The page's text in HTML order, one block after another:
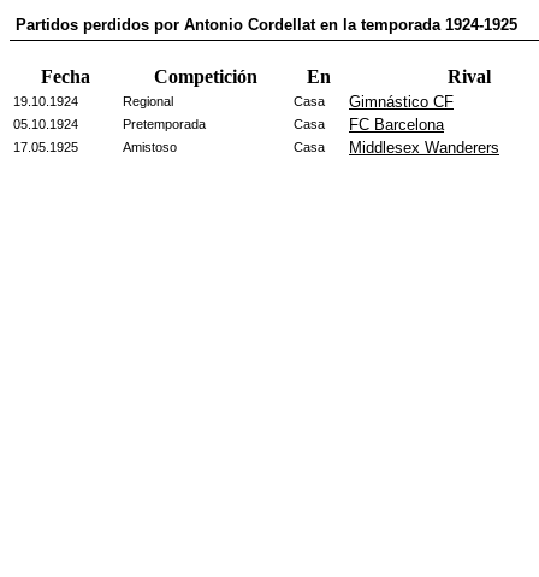
Partidos perdidos por Antonio Cordellat en la temporada 1924-1925
Fecha Competición En Rival
19.10.1924 Regional Casa Gimnástico CF
05.10.1924 Pretemporada Casa FC Barcelona
17.05.1925 Amistoso Casa Middlesex Wanderers